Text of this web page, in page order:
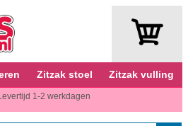
Zitzak stoel Zitzak vulling
1-2 werkdagen